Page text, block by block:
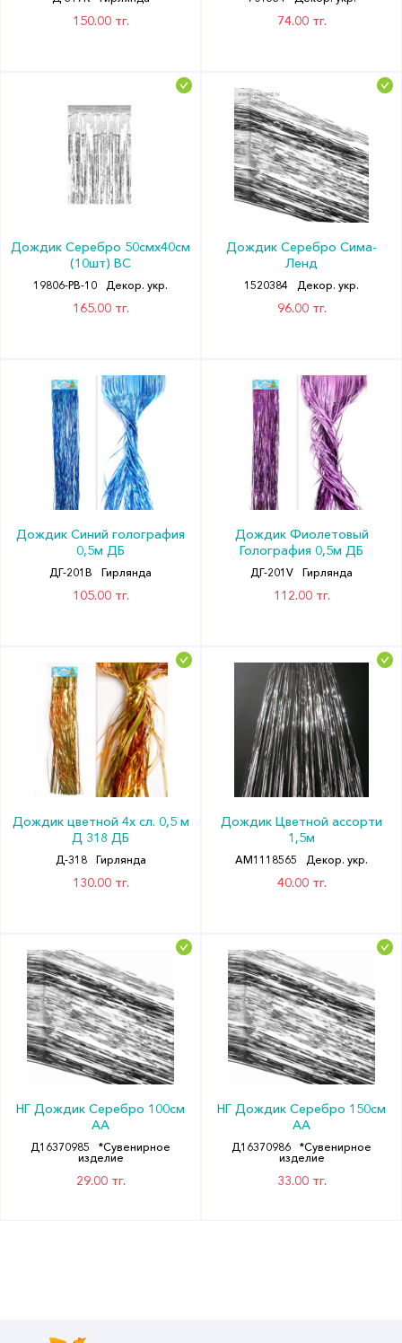
150.00 тг. 74.00 тг.
Дождик Серебро 50смх40см
(10шт) ВС
19806-PB-10 Декор. укр.
165.00 тг.
Дождик Серебро Сима-
Ленд
1520384 Декор. укр.
96.00 тг.
Дождик Синий голография
0,5м ДБ
ДГ-201B Гирлянда
105.00 тг.
Дождик Фиолетовый
Голография 0,5м ДБ
ДГ-201V Гирлянда
112.00 тг.
Дождик цветной 4х сл. 0,5 м
Д 318 ДБ
Д-318 Гирлянда
130.00 тг.
Дождик Цветной ассорти
1,5м
АМ1118565 Декор. укр.
40.00 тг.
НГ Дождик Серебро 100см
АА
Д16370985
*Сувенирное
изделие
29.00 тг.
НГ Дождик Серебро 150см
АА
Д16370986
*Сувенирное
изделие
33.00 тг.